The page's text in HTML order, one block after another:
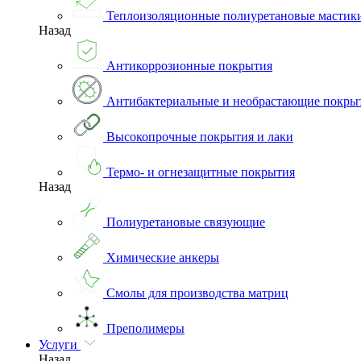
Теплоизоляционные полиуретановые
Назад
Антикоррозионные покрытия
Антибактериальные и необрастающие
Высокопрочные покрытия и лаки
Термо- и огнезащитные покрытия
Назад
Полиуретановые связующие
Химические анкеры
Смолы для производства матриц
Преполимеры
Услуги